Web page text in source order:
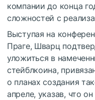
компании до конца
сложностей с
Выступая на
Праге, Шварц
уложиться в
стейблкоина,
о планах создания
апреле, указав, что